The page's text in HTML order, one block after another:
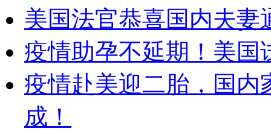
美国法官恭喜国内夫
疫情助孕不延期！美国
疫情赴美迎二胎，国内
成！